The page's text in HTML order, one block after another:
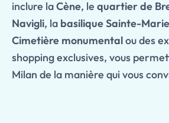
inclure laCène, le quartier de
Navigli, la basilique Sainte-
Cimetière monumentalou des
shopping exclusives, vous
Milan de la manière qui vous